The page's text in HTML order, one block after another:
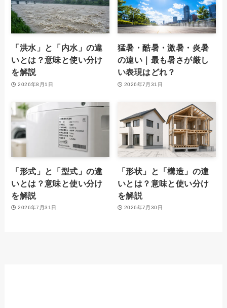
「洪水」と「内水」の違
いとは？意味と使い分け
を解説
2026年8月1日
猛暑・酷暑・激暑・炎暑
の違い｜最も暑さが厳し
い表現はどれ？
2026年7月31日
「形式」と「型式」の違
いとは？意味と使い分け
を解説
2026年7月31日
「形状」と「構造」の違
いとは？意味と使い分け
を解説
2026年7月30日